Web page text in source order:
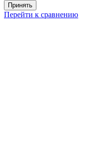
Принять
Перейти к сравнению